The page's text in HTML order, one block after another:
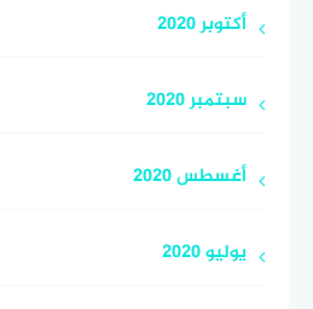
أكتوبر 2020
سبتمبر 2020
أغسطس 2020
يوليو 2020